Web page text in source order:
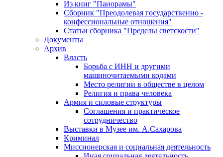
Из книг "Панорамы"
Сборник "Преодолевая государственно -
конфессиональные отношения"
Статьи сборника "Пределы светскости"
Документы
Архив
Власть
Борьба с ИНН и другими
машиночитаемыми кодами
Место религии в обществе в целом
Религия и права человека
Армия и силовые структуры
Соглашения и практическое
сотрудничество
Выставки в Музее им. А.Сахарова
Криминал
Миссионерская и социальная деятельность